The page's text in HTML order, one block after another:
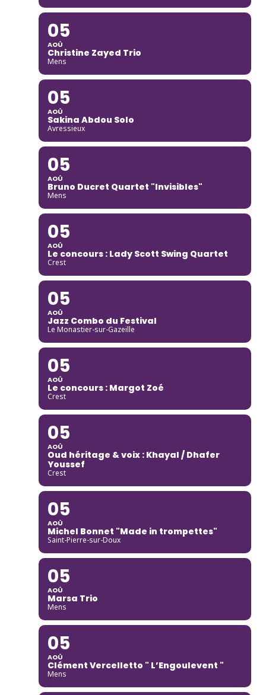
05
AOÛ
Christine Zayed Trio
Mens
05
AOÛ
Sakina Abdou Solo
Avressieux
05
AOÛ
Bruno Ducret Quartet "Invisibles"
Mens
05
AOÛ
Le concours : Lady Scott Swing Quartet
Crest
05
AOÛ
Jazz Combo du Festival
Le Monastier-sur-Gazeille
05
AOÛ
Le concours : Margot Zoé
Crest
05
AOÛ
Oud héritage & voix : Khayal / Dhafer
Youssef
Crest
05
AOÛ
Michel Bonnet "Made in trompettes"
Saint-Pierre-sur-Doux
05
AOÛ
Marsa Trio
Mens
05
AOÛ
Clément Vercelletto " L’Engoulevent "
Mens